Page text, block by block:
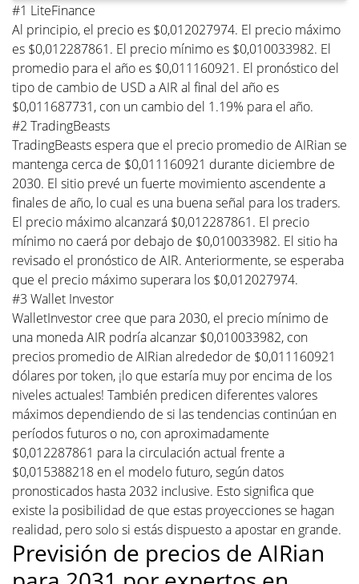
#1 LiteFinance
Al principio, el precio es $0,012027974. El precio máximo
es $0,012287861. El precio mínimo es $0,010033982. El
promedio para el año es $0,011160921. El pronóstico del
tipo de cambio de USD a AIR al final del año es
$0,011687731, con un cambio del 1.19% para el año.
#2 TradingBeasts
TradingBeasts espera que el precio promedio de AIRian se
mantenga cerca de $0,011160921 durante diciembre de
2030. El sitio prevé un fuerte movimiento ascendente a
finales de año, lo cual es una buena señal para los traders.
El precio máximo alcanzará $0,012287861. El precio
mínimo no caerá por debajo de $0,010033982. El sitio ha
revisado el pronóstico de AIR. Anteriormente, se esperaba
que el precio máximo superara los $0,012027974.
#3 Wallet Investor
WalletInvestor cree que para 2030, el precio mínimo de
una moneda AIR podría alcanzar $0,010033982, con
precios promedio de AIRian alrededor de $0,011160921
dólares por token, ¡lo que estaría muy por encima de los
niveles actuales! También predicen diferentes valores
máximos dependiendo de si las tendencias continúan en
períodos futuros o no, con aproximadamente
$0,012287861 para la circulación actual frente a
$0,015388218 en el modelo futuro, según datos
pronosticados hasta 2032 inclusive. Esto significa que
existe la posibilidad de que estas proyecciones se hagan
realidad, pero solo si estás dispuesto a apostar en grande.
Previsión de precios de AIRian